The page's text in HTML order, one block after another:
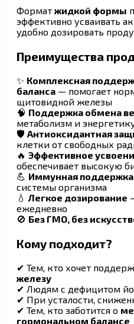
Формат жидкой формы
эффективно усваивать
удобно дозировать
Преимущества
✨ Комплексная
баланса — помогает
щитовидной железы
🧠 Поддержка обмена
метаболизм и
🛡 Антиоксидантная
клетки от свободных
🔥 Эффективное
обеспечивает высокую
💪 Иммунная поддержка
системы организма
💧 Легкое дозирование
ежедневно
🚫 Без ГМО, без
Кому подходит?
✔ Тем, кто хочет
железу
✔ Людям с дефицитом
✔ При усталости,
✔ Тем, кто заботится о
гормональном балансе